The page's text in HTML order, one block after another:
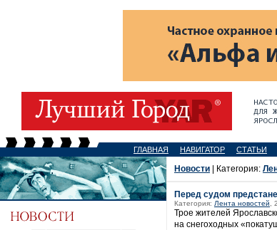
ГЛАВНАЯ НАВИГАТОР СТАТЬИ
Новости | Категория:
Перед судом
Категория: Лента новостей ,
Трое жителей
на снегоходных